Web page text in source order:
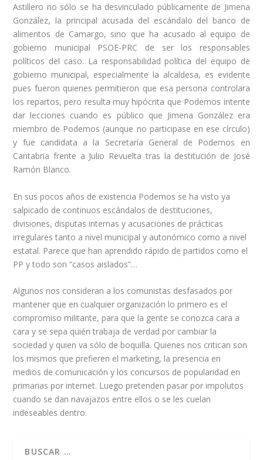
Astillero no sólo se ha desvinculado públicamente de Jimena
González, la principal acusada del escándalo del banco de
alimentos de Camargo, sino que ha acusado al equipo de
gobierno municipal PSOE-PRC de ser los responsables
políticos del caso. La responsabilidad política del equipo de
gobierno municipal, especialmente la alcaldesa, es evidente
pues fueron quienes permitieron que esa persona controlara
los repartos, pero resulta muy hipócrita que Podemos intente
dar lecciones cuando es público que Jimena González era
miembro de Podemos (aunque no participase en ese círculo)
y fue candidata a la Secretaría General de Podemos en
Cantabria frente a Julio Revuelta tras la destitución de José
Ramón Blanco.
En sus pocos años de existencia Podemos se ha visto ya
salpicado de continuos escándalos de destituciones,
divisiones, disputas internas y acusaciones de prácticas
irregulares tanto a nivel municipal y autonómico como a nivel
estatal. Parece que han aprendido rápido de partidos como el
PP y todo son “casos aislados”…
Algunos nos consideran a los comunistas desfasados por
mantener que en cualquier organización lo primero es el
compromiso militante, para que la gente se conozca cara a
cara y se sepa quién trabaja de verdad por cambiar la
sociedad y quien va sólo de boquilla. Quienes nos critican son
los mismos que prefieren el marketing, la presencia en
medios de comunicación y los concursos de popularidad en
primarias por internet. Luego pretenden pasar por impolutos
cuando se dan navajazos entre ellos o se les cuelan
indeseables dentro.